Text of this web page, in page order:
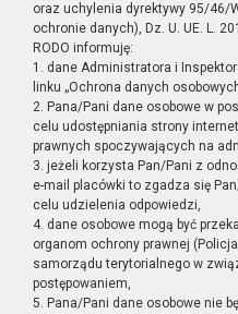
oraz uchylenia dyrektywy 95/46/
ochronie danych), Dz. U. UE. L.
RODO informuję:
1. dane Administratora i
linku „Ochrona danych
2. Pana/Pani dane osobowe w
celu udostępniania strony
prawnych spoczywających na
3. jeżeli korzysta Pan/Pani z
e-mail placówki to zgadza się
celu udzielenia odpowiedzi,
4. dane osobowe mogą być
organom ochrony prawnej
samorządu terytorialnego w
postępowaniem,
5. Pana/Pani dane osobowe nie